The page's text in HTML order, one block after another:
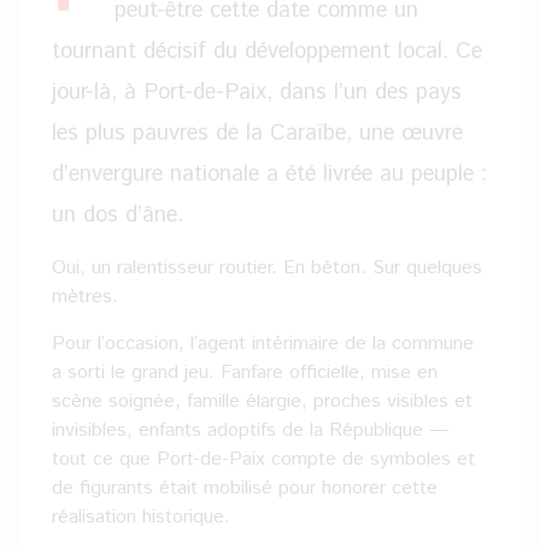
peut-être cette date comme un
tournant décisif du développement local. Ce
jour-là, à Port-de-Paix, dans l’un des pays
les plus pauvres de la Caraïbe, une œuvre
d’envergure nationale a été livrée au peuple :
un dos d’âne.
Oui, un ralentisseur routier. En béton. Sur quelques
mètres.
Pour l’occasion, l’agent intérimaire de la commune
a sorti le grand jeu. Fanfare officielle, mise en
scène soignée, famille élargie, proches visibles et
invisibles, enfants adoptifs de la République —
tout ce que Port-de-Paix compte de symboles et
de figurants était mobilisé pour honorer cette
réalisation historique.